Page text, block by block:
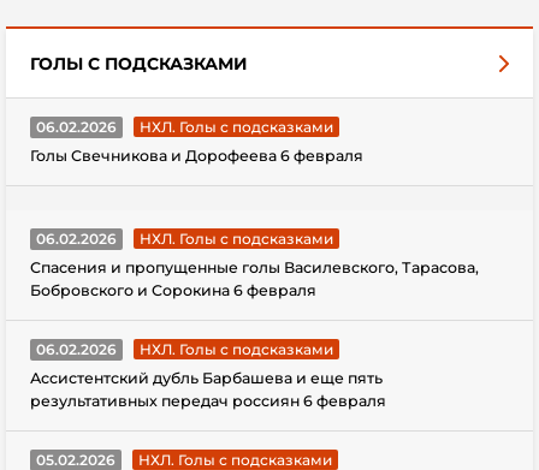
ГОЛЫ С ПОДСКАЗКАМИ
06.02.2026
НХЛ. Голы с подсказками
Голы Свечникова и Дорофеева 6 февраля
06.02.2026
НХЛ. Голы с подсказками
Спасения и пропущенные голы Василевского, Тарасова,
Бобровского и Сорокина 6 февраля
06.02.2026
НХЛ. Голы с подсказками
Ассистентский дубль Барбашева и еще пять
результативных передач россиян 6 февраля
05.02.2026
НХЛ. Голы с подсказками